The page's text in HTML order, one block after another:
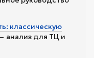
классическую
анализ для ТЦ и